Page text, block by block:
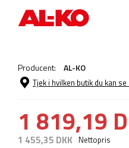
Producent: AL-KO
Tjek i hvilken butik du kan
1 819,19
1 455,35 DKK Nettopris